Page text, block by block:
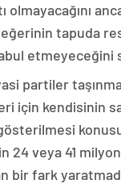
olmayacağını
tapuda
etmeyeceğini
partiler
için kendisinin
24 veya 41 milyon
bir fark